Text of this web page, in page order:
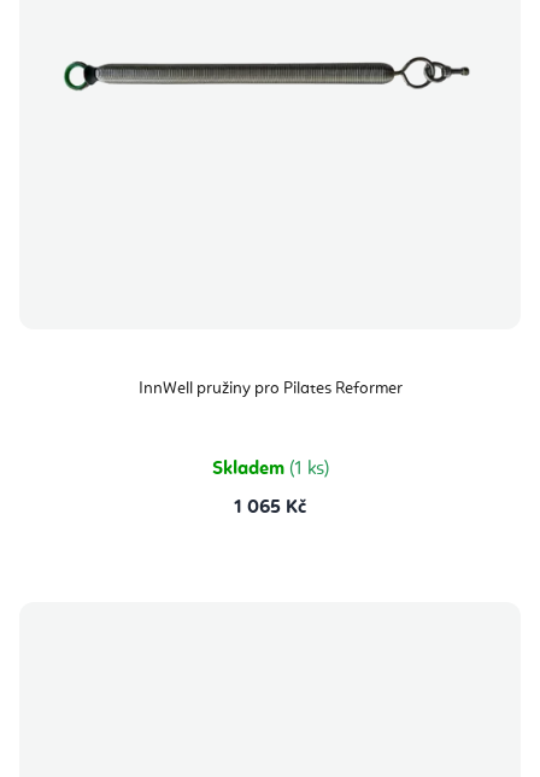
InnWell pružiny pro Pilates Reformer
Skladem (1 ks)
1 065 Kč